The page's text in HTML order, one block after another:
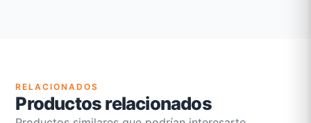
RELACIONADOS
Productos relacionados